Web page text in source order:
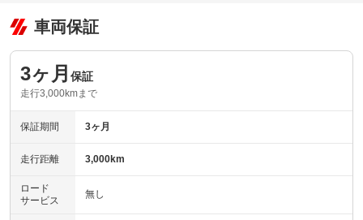
車両保証
3ヶ月 保証
走行3,000kmまで
保証期間 3ヶ月
走行距離 3,000km
ロード
サービス
無し